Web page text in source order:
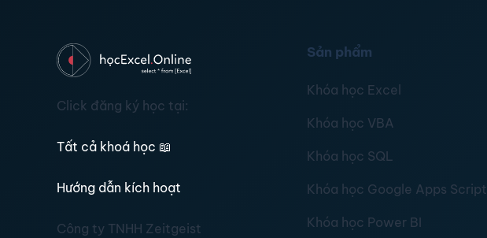
Click đăng ký học tại:
Tất cả khoá học 📖
Hướng dẫn kích hoạt
Công ty TNHH Zeitgeist
Sản phẩm
Khóa học Excel
Khóa học VBA
Khóa học SQL
Khóa học Google Apps Script
Khóa học Power BI